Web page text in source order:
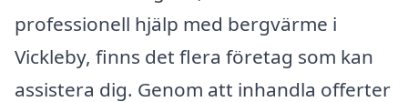
professionell hjälp med bergvärme i
Vickleby, finns det flera företag som kan
assistera dig. Genom att inhandla offerter